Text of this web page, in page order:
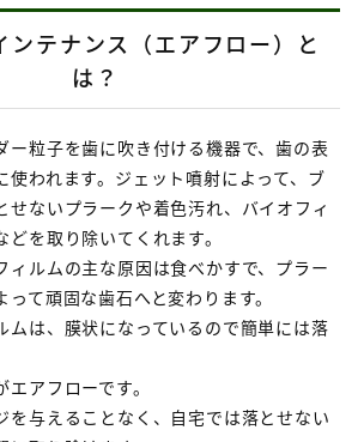
ンテナンス（エアフロー）と
は？
ー粒子を歯に吹き付ける機器で、歯の表
使われます。ジェット噴射によって、ブ
せないプラークや着色汚れ、バイオフィ
を取り除いてくれます。
ィルムの主な原因は食べかすで、プラー
て頑固な歯石へと変わります。
ムは、膜状になっているので簡単には落
アフローです。
を与えることなく、自宅では落とせない